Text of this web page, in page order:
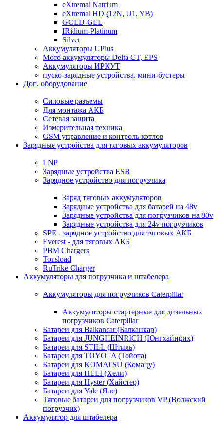
eXtremal Natrium
eXtremal HD (12N, U1, YB)
GOLD-GEL
IRidium-Platinum
Silver
Аккумуляторы UPlus
Мото аккумуляторы Delta CT, EPS
Аккумуляторы ИРКУТ
пуско-зарядные устройства, мини-бустеры
Доп. оборудование
Силовые разъемы
Для монтажа АКБ
Сетевая защита
Измерительная техника
GSM управление и контроль котлов
Зарядные устройства для тяговых аккумуляторов
LNP
Зарядные устройства ESB
Зарядное устройство для погрузчика
Заряд тяговых аккумуляторов
Зарядные устройства для батарей на 48v
Зарядные устройства для погрузчиков на 80v
Зарядные устройства для 24v погрузчиков
SPE - зарядное устройство для тяговых АКБ
Everest - для тяговых АКБ
PBM Chargers
Tonsload
RuTrike Charger
Аккумуляторы для погрузчика и штабелера
Аккумуляторы для погрузчиков Caterpillar
Аккумуляторы стартерные для дизельных
погрузчиков Caterpillar
Батареи для Balkancar (Балканкар)
Батареи для JUNGHEINRICH (Юнгхайнрих)
Батареи для STILL (Штиль)
Батареи для TOYOTA (Тойота)
Батареи для KOMATSU (Комацу)
Батареи для HELI (Хели)
Батареи для Hyster (Хайстер)
Батареи для Yale (Яле)
Тяговые батареи для погрузчиков VP (Волжский
погрузчик)
Аккумулятор для штабелера